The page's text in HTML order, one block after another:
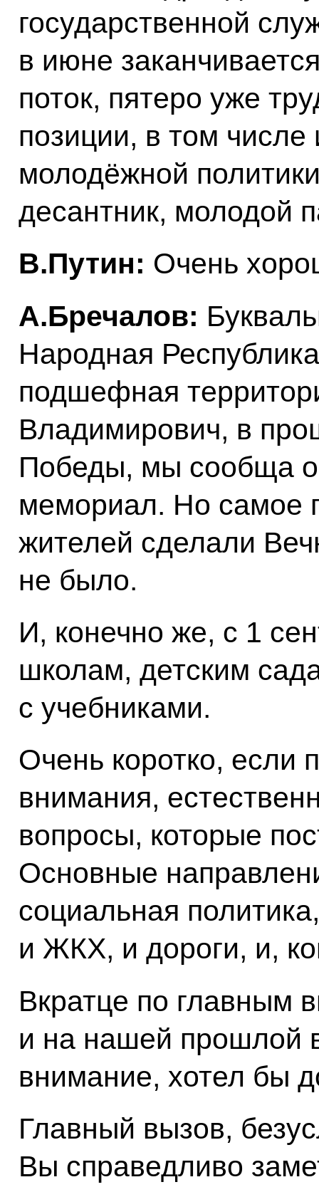
государственной
в июне
поток, пятеро уже
позиции, в том
молодёжной
десантник, молодой
В.Путин: Очень
А.Бречалов:
Народная
подшефная
Владимирович, в
Победы, мы сообща
мемориал. Но самое
жителей сделали
не было.
И, конечно же, с 1
школам, детским
с учебниками.
Очень коротко, если
внимания,
вопросы, которые
Основные
социальная
и ЖКХ, и дороги, и,
Вкратце по главным
и на нашей прошлой
внимание, хотел бы
Главный вызов,
Вы справедливо